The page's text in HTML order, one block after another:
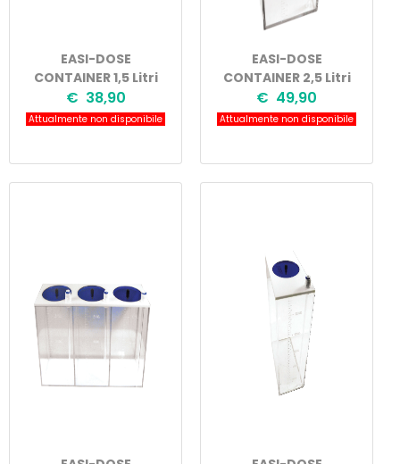
EASI-DOSE
CONTAINER 1,5 Litri
€ 38,90
Attualmente non disponibile
EASI-DOSE
CONTAINER 2,5 Litri
€ 49,90
Attualmente non disponibile